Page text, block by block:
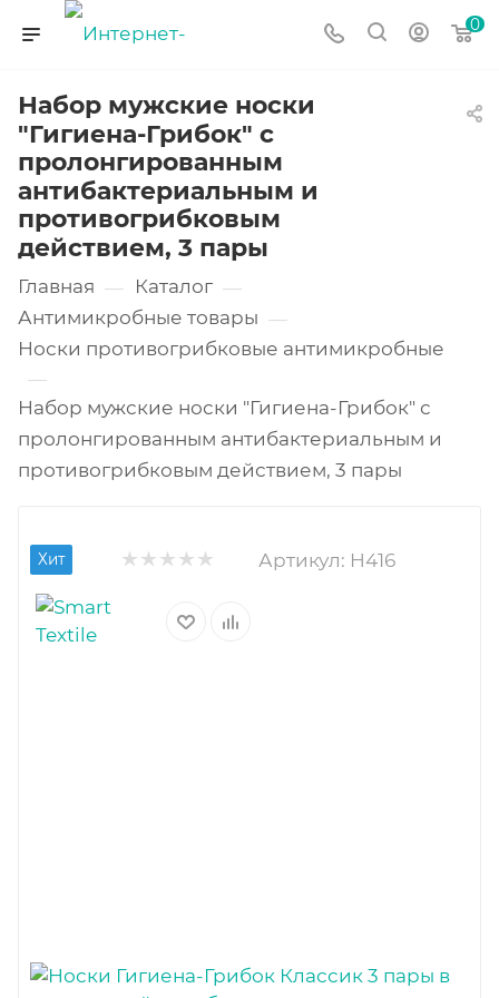
0
Набор мужские носки
"Гигиена-Грибок" с
пролонгированным
антибактериальным и
противогрибковым
действием, 3 пары
Главная — Каталог —
Антимикробные товары —
Носки противогрибковые антимикробные
—
Набор мужские носки "Гигиена-Грибок" с
пролонгированным антибактериальным и
противогрибковым действием, 3 пары
Хит Артикул: H416